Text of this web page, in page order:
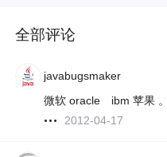
全部评论
javabugsmaker
微软 oracle ibm 苹果 。
2012-04-17